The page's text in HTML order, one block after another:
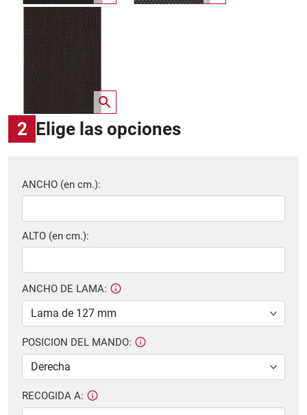
2 Elige las opciones
ANCHO (en cm.):
ALTO (en cm.):
ANCHO DE LAMA:
POSICION DEL MANDO:
RECOGIDA A: